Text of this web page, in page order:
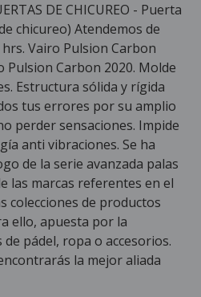
DE CHICUREO - Puerta
chicureo) Atendemos de
Vairo Pulsion Carbon
Pulsion Carbon 2020. Molde
Estructura sólida y rígida
tus errores por su amplio
perder sensaciones. Impide
anti vibraciones. Se ha
de la serie avanzada palas
las marcas referentes en el
colecciones de productos
ello, apuesta por la
pádel, ropa o accesorios.
la mejor aliada